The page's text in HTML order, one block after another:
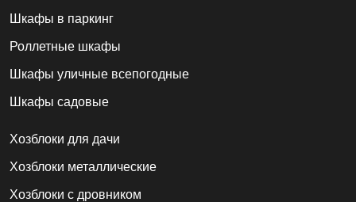
Шкафы в паркинг
Роллетные шкафы
Шкафы уличные всепогодные
Шкафы садовые
Хозблоки для дачи
Хозблоки металлические
Хозблоки с дровником